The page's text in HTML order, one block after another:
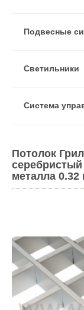
Подвесные
Cветильники
Система
Потолок
металла 0.32